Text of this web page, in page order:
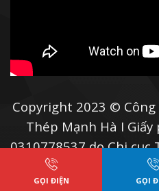
Copyright 2023 © Công
Thép Mạnh Hà I
0310778537 do Chi cục
huyện Hóc
GỌI ĐIỆN GỌI